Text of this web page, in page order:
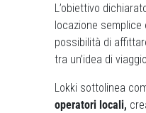
L’obiettivo
locazione
possibilità di
tra un’idea di
Lokki sottolinea
operatori locali,